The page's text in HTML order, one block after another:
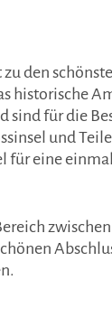
den
historische
für die
und
für eine